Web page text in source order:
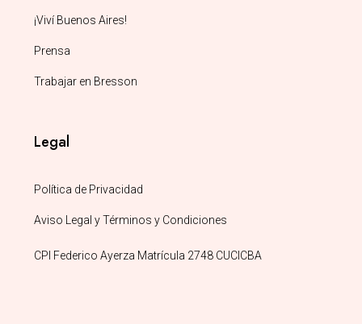
¡Viví Buenos Aires!
Prensa
Trabajar en Bresson
Legal
Política de Privacidad
Aviso Legal y Términos y Condiciones
CPI Federico Ayerza Matrícula 2748 CUCICBA